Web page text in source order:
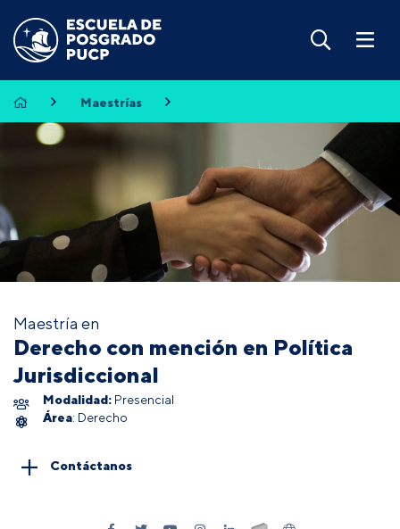
Maestrías
Maestría en
Derecho con mención en Política
Jurisdiccional
Modalidad: Presencial
Área: Derecho
Contáctanos